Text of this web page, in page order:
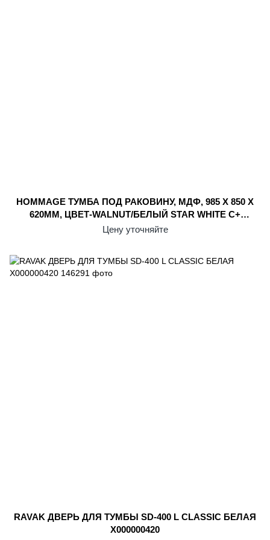
HOMMAGE ТУМБА ПОД РАКОВИНУ, МДФ, 985 X 850 X
620ММ, ЦВЕТ-WALNUT/БЕЛЫЙ STAR WHITE С+
897910R2
Цену уточняйте
RAVAK ДВЕРЬ ДЛЯ ТУМБЫ SD-400 L CLASSIC БЕЛАЯ
X000000420